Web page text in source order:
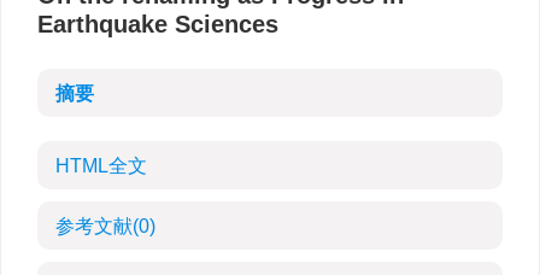
Earthquake Sciences
摘要
HTML全文
参考文献(0)